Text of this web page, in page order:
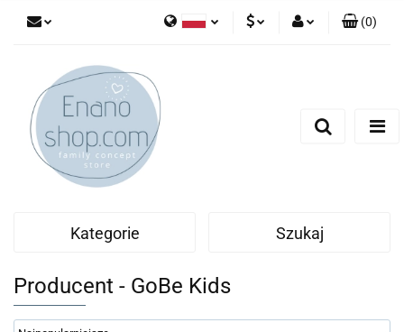
English
(0)
Kategorie Szukaj
Producent - GoBe Kids